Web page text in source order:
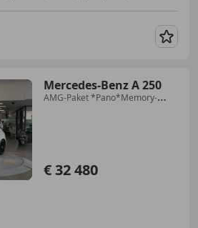
Mercedes-Benz A 250
AMG-Paket *Pano*Memory-
€ 32 480